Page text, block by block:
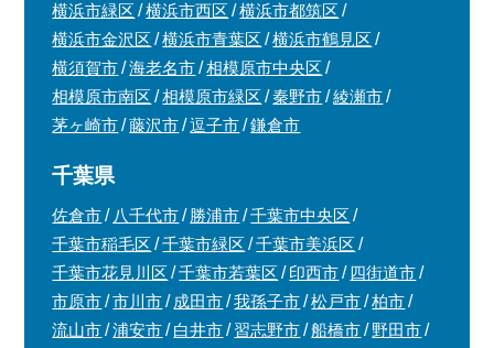
横浜市緑区
横浜市西区
横浜市都筑区
横浜市金沢区
横浜市青葉区
横浜市鶴見区
横須賀市
海老名市
相模原市中央区
相模原市南区
相模原市緑区 秦野市
綾瀬市
茅ヶ崎市
藤沢市 逗子市 鎌倉市
千葉県
佐倉市 八千代市 勝浦市
千葉市中央区
千葉市稲毛区
千葉市緑区
千葉市美浜区
千葉市花見川区
千葉市若葉区 印西市
四街道市
市原市
市川市 成田市 我孫子市 松戸市
柏市
流山市
浦安市 白井市 習志野市 船橋市
野田市